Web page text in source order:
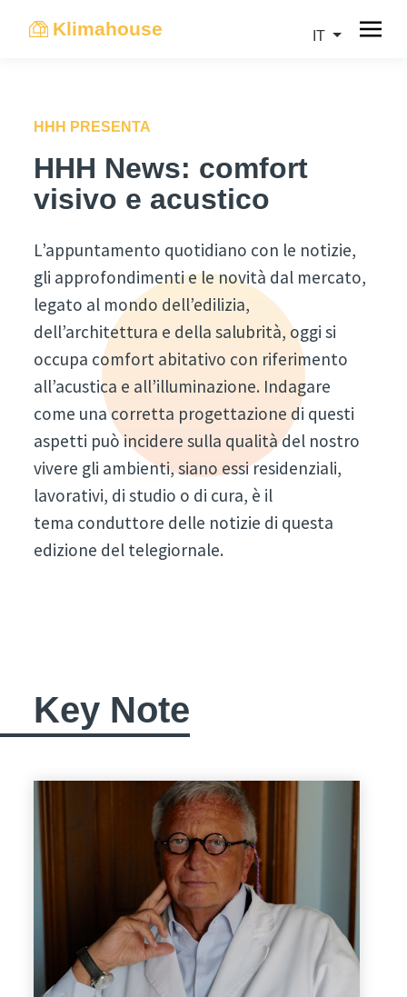
Klimahouse IT
HHH PRESENTA
HHH News: comfort
visivo e acustico
L’appuntamento quotidiano con le notizie,
gli approfondimenti e le novità dal mercato,
legato al mondo dell’edilizia,
dell’architettura e della salubrità, oggi si
occupa comfort abitativo con riferimento
all’acustica e all’illuminazione. Indagare
come una corretta progettazione di questi
aspetti può incidere sulla qualità del nostro
vivere gli ambienti, siano essi residenziali,
lavorativi, di studio o di cura, è il
tema conduttore delle notizie di questa
edizione del telegiornale.
Key Note